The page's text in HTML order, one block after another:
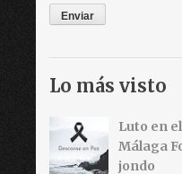
Lo más visto
Luto en
Málaga
jondo